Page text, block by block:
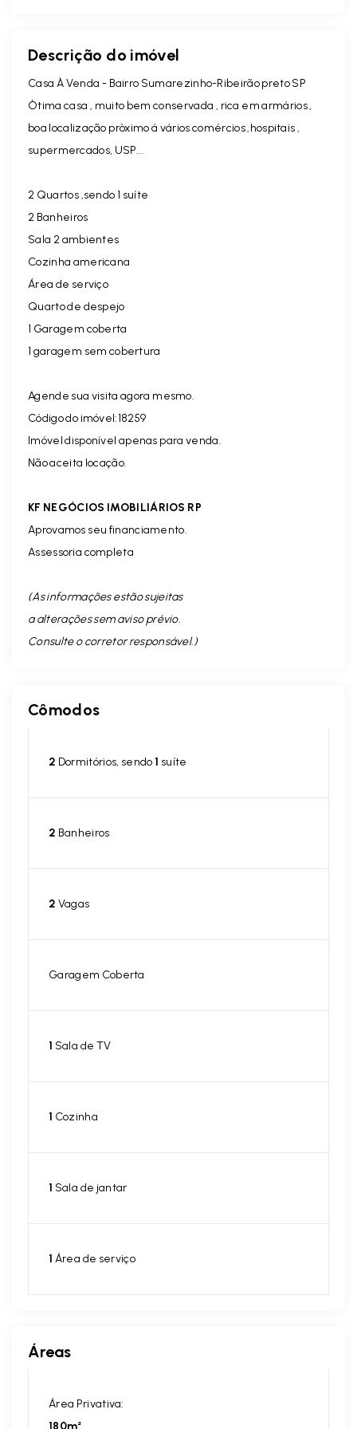
Descrição do imóvel
Casa À Venda - Bairro Sumarezinho-Ribeirão preto SP
Òtima casa , muito bem conservada , rica em armários ,
boa localização pròximo á vários comércios ,hospitais ,
supermercados, USP...
2 Quartos ,sendo 1 suíte
2 Banheiros
Sala 2 ambientes
Cozinha americana
Área de serviço
Quarto de despejo
1 Garagem coberta
1 garagem sem cobertura
Agende sua visita agora mesmo.
Código do imóvel:18259
Imóvel disponível apenas para venda.
Não aceita locação.
KF NEGÓCIOS IMOBILIÁRIOS RP
Aprovamos seu financiamento.
Assessoria completa
(As informações estão sujeitas
a alterações sem aviso prévio.
Consulte o corretor responsável. )
Cômodos
2 Dormitórios, sendo1 suíte
2 Banheiros
2 Vagas
Garagem Coberta
1 Sala de TV
1 Cozinha
1 Sala de jantar
1 Área de serviço
Áreas
Área Privativa:
180m²